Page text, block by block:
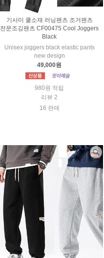
기사미 쿨소재 러닝팬츠 조거팬츠
전문조깅팬츠 CF00475 Cool Joggers
Black
Unisex joggers black elastic pants
new design
49,000원
980원 적립
리뷰 2
16 판매